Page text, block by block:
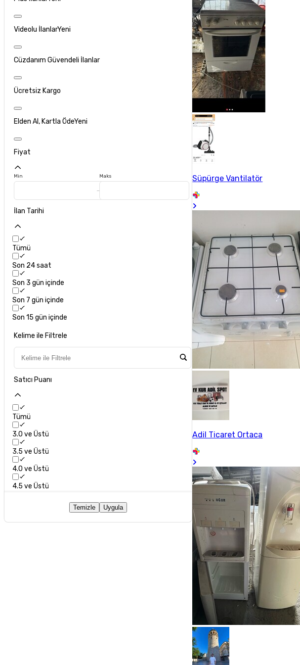
Videolu İlanlarYeni
Cüzdanım Güvendeli İlanlar
Ücretsiz Kargo
Elden Al, Kartla ÖdeYeni
Fiyat
Min Maks
İlan Tarihi
Tümü
Son 24 saat
Son 3 gün içinde
Son 7 gün içinde
Son 15 gün içinde
Kelime ile Filtrele
Satıcı Puanı
Tümü
3.0 ve Üstü
3.5 ve Üstü
4.0 ve Üstü
4.5 ve Üstü
Temizle Uygula
Süpürge Vantilatör
Adil Ticaret Ortaca